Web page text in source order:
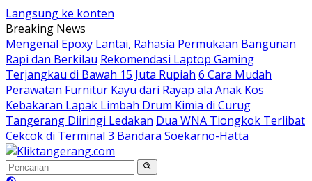
Langsung ke konten
Breaking News
Mengenal Epoxy Lantai, Rahasia Permukaan Bangunan
Rapi dan Berkilau Rekomendasi Laptop Gaming
Terjangkau di Bawah 15 Juta Rupiah 6 Cara Mudah
Perawatan Furnitur Kayu dari Rayap ala Anak Kos
Kebakaran Lapak Limbah Drum Kimia di Curug
Tangerang Diiringi Ledakan Dua WNA Tiongkok Terlibat
Cekcok di Terminal 3 Bandara Soekarno-Hatta